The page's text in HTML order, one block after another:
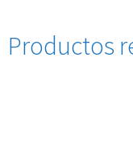
Productos